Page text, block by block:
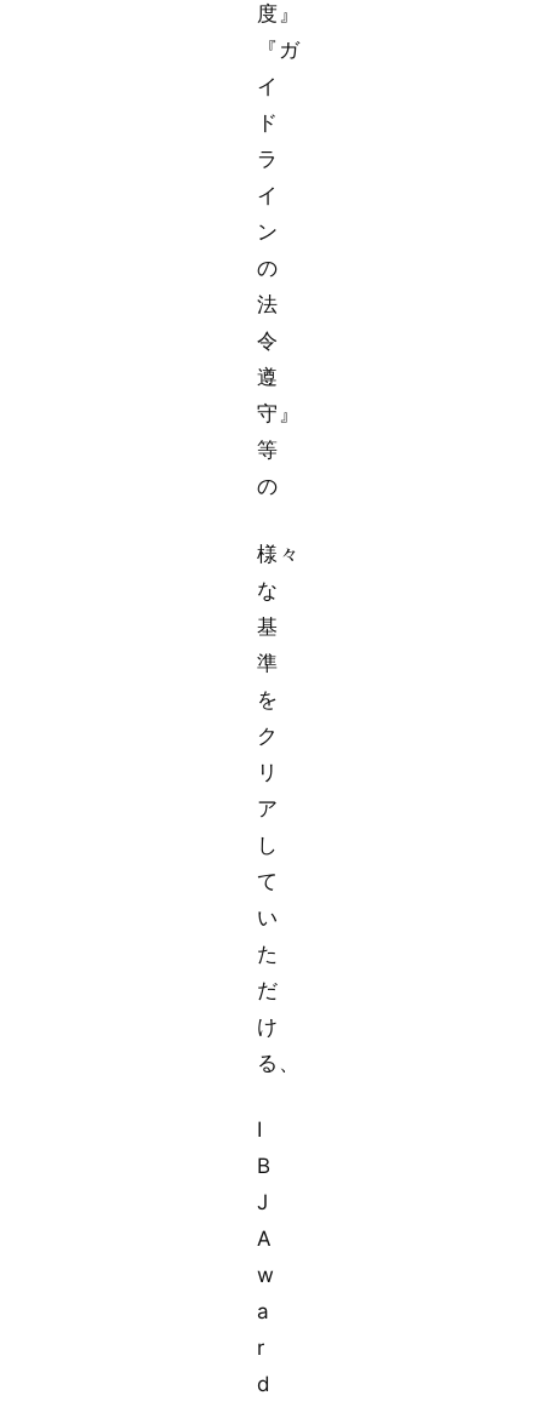
度』
『ガ
イ
ド
ラ
イ
ン
の
法
令
遵
守』
等
の
様々
な
基
準
を
ク
リ
ア
し
て
い
た
だ
け
る、
I
B
J
A
w
a
r
d